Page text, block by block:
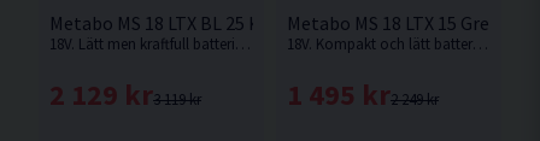
Metabo MS 18 LTX BL 25 Kedjesåg 10" 18V
18V. Lätt men kraftfull batteridriven motorsåg med perfekt balans för bekväm trädskötsel. Levereras utan batteri och laddare.
3 119 kr
2 129 kr
Metabo MS 18 LTX 15 Grensåg
18V. Kompakt och lätt batteridriven grensåg som är idealisk för beskärning av träd, buskar och grenar. Den höga kedjehastigheten ger snabba och effektiva snitt, medan låg vikt och gummerade greppytor säkerställer bekväm hantering.
2 249 kr
1 495 kr